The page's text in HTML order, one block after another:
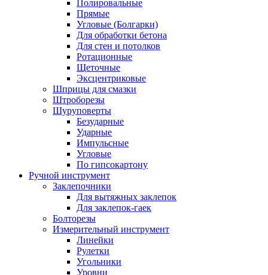
Полировальные
Прямые
Угловые (Болгарки)
Для обработки бетона
Для стен и потолков
Ротационные
Щеточные
Эксцентриковые
Шприцы для смазки
Штроборезы
Шуруповерты
Безударные
Ударные
Импульсные
Угловые
По гипсокартону
Ручной инструмент
Заклепочники
Для вытяжных заклепок
Для заклепок-гаек
Болторезы
Измерительный инструмент
Линейки
Рулетки
Угольники
Уровни